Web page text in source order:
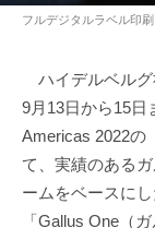
フルデジタルラベル印
ハイデルベルグ
9月13日から15日
Americas 2022の
て、実績のある
ームをベースに
「Gallus One（